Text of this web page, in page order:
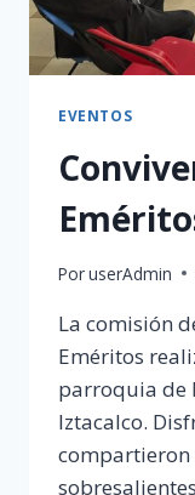
EVENTOS
PoruserAdmin
La comisión
Eméritos
parroquia de
Iztacalco.
compartieron